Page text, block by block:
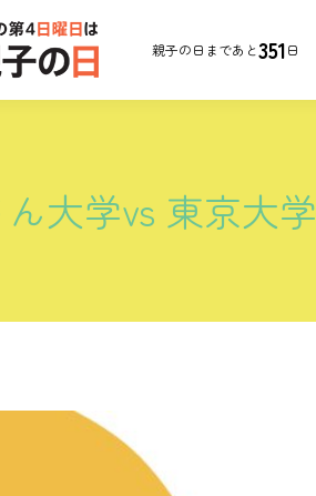
親子の日まであと351日
大学vs 東京大学